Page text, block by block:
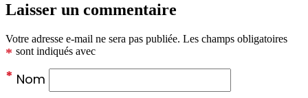
Laisser un commentaire
Votre adresse e-mail ne sera pas publiée. Les champs obligatoires
sont indiqués avec
*
Nom
*